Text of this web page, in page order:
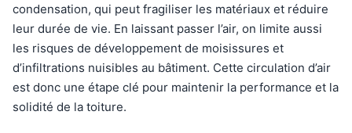
condensation, qui peut fragiliser les matériaux et réduire
leur durée de vie. En laissant passer l’air, on limite aussi
les risques de développement de moisissures et
d’infiltrations nuisibles au bâtiment. Cette circulation d’air
est donc une étape clé pour maintenir la performance et la
solidité de la toiture.